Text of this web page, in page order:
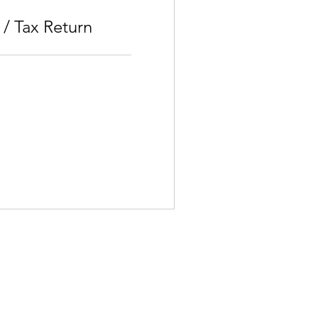
Tax Return